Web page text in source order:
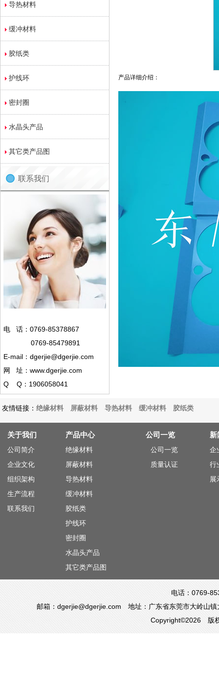
导热材料
缓冲材料
胶纸类
护线环
密封圈
水晶头产品
其它类产品图
联系我们
电 话：0769-85378867
0769-85479891
E-mail：dgerjie@dgerjie.com
网 址：www.dgerjie.com
Q Q：1906058041
产品详细介绍：
友情链接： 绝缘材料 屏蔽材料 导热材料 缓冲材料 胶纸类
关于我们 产品中心 公司一览 新
公司简介
企业文化
组织架构
生产流程
联系我们
绝缘材料
屏蔽材料
导热材料
缓冲材料
胶纸类
护线环
密封圈
水晶头产品
其它类产品图
公司一览
质量认证
企
行
展
电话：0769-
邮箱：dgerjie@dgerjie.com 地址：广东省东莞市大岭山
Copyright©2026 版